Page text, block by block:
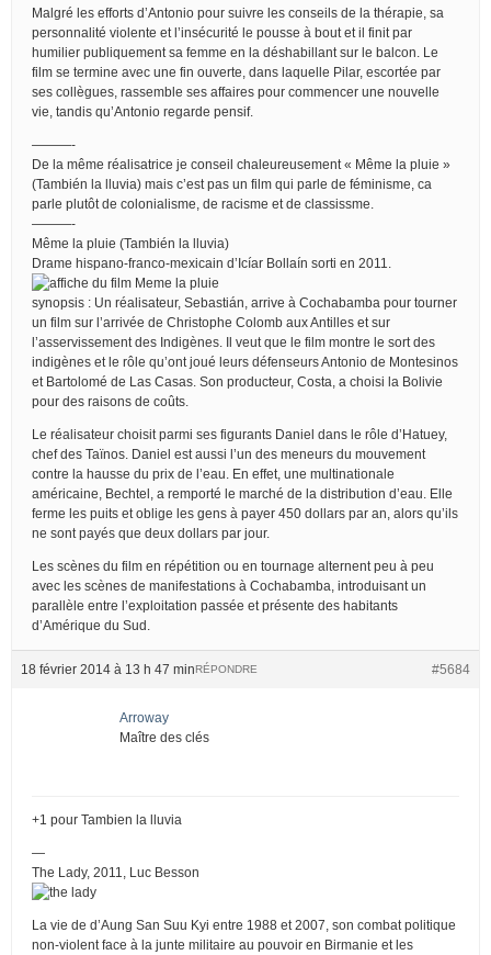
Malgré les efforts d’Antonio pour suivre les conseils de la thérapie, sa
personnalité violente et l’insécurité le pousse à bout et il finit par
humilier publiquement sa femme en la déshabillant sur le balcon. Le
film se termine avec une fin ouverte, dans laquelle Pilar, escortée par
ses collègues, rassemble ses affaires pour commencer une nouvelle
vie, tandis qu’Antonio regarde pensif.
———-
De la même réalisatrice je conseil chaleureusement « Même la pluie »
(También la lluvia) mais c’est pas un film qui parle de féminisme, ca
parle plutôt de colonialisme, de racisme et de classissme.
———-
Même la pluie (También la lluvia)
Drame hispano-franco-mexicain d’Icíar Bollaín sorti en 2011.
synopsis : Un réalisateur, Sebastián, arrive à Cochabamba pour tourner
un film sur l’arrivée de Christophe Colomb aux Antilles et sur
l’asservissement des Indigènes. Il veut que le film montre le sort des
indigènes et le rôle qu’ont joué leurs défenseurs Antonio de Montesinos
et Bartolomé de Las Casas. Son producteur, Costa, a choisi la Bolivie
pour des raisons de coûts.
Le réalisateur choisit parmi ses figurants Daniel dans le rôle d’Hatuey,
chef des Taïnos. Daniel est aussi l’un des meneurs du mouvement
contre la hausse du prix de l’eau. En effet, une multinationale
américaine, Bechtel, a remporté le marché de la distribution d’eau. Elle
ferme les puits et oblige les gens à payer 450 dollars par an, alors qu’ils
ne sont payés que deux dollars par jour.
Les scènes du film en répétition ou en tournage alternent peu à peu
avec les scènes de manifestations à Cochabamba, introduisant un
parallèle entre l’exploitation passée et présente des habitants
d’Amérique du Sud.
18 février 2014 à 13 h 47 min #5684
RÉPONDRE
Arroway
Maître des clés
+1 pour Tambien la lluvia
—
The Lady, 2011, Luc Besson
La vie de d’Aung San Suu Kyi entre 1988 et 2007, son combat politique
non-violent face à la junte militaire au pouvoir en Birmanie et les